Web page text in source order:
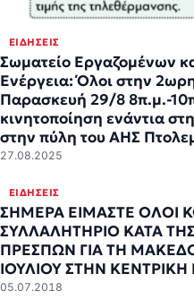
ΕΙΔΉΣΕΙΣ
Σωματείο Εργαζομένων
Ενέργεια: Όλοι στην
Παρασκευή 29/8 8π.μ.-
κινητοποίηση ενάντια
στην πύλη του ΑΗΣ
27.08.2025
ΕΙΔΉΣΕΙΣ
ΣΗΜΕΡΑ ΕΙΜΑΣΤΕ ΟΛΟΙ
ΣΥΛΛΑΛΗΤΗΡΙΟ ΚΑΤΑ
ΠΡΕΣΠΩΝ ΓΙΑ ΤΗ
ΙΟΥΛΙΟΥ ΣΤΗΝ
05.07.2018